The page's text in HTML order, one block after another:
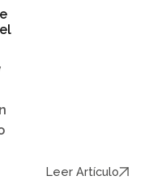
Leer Artículo